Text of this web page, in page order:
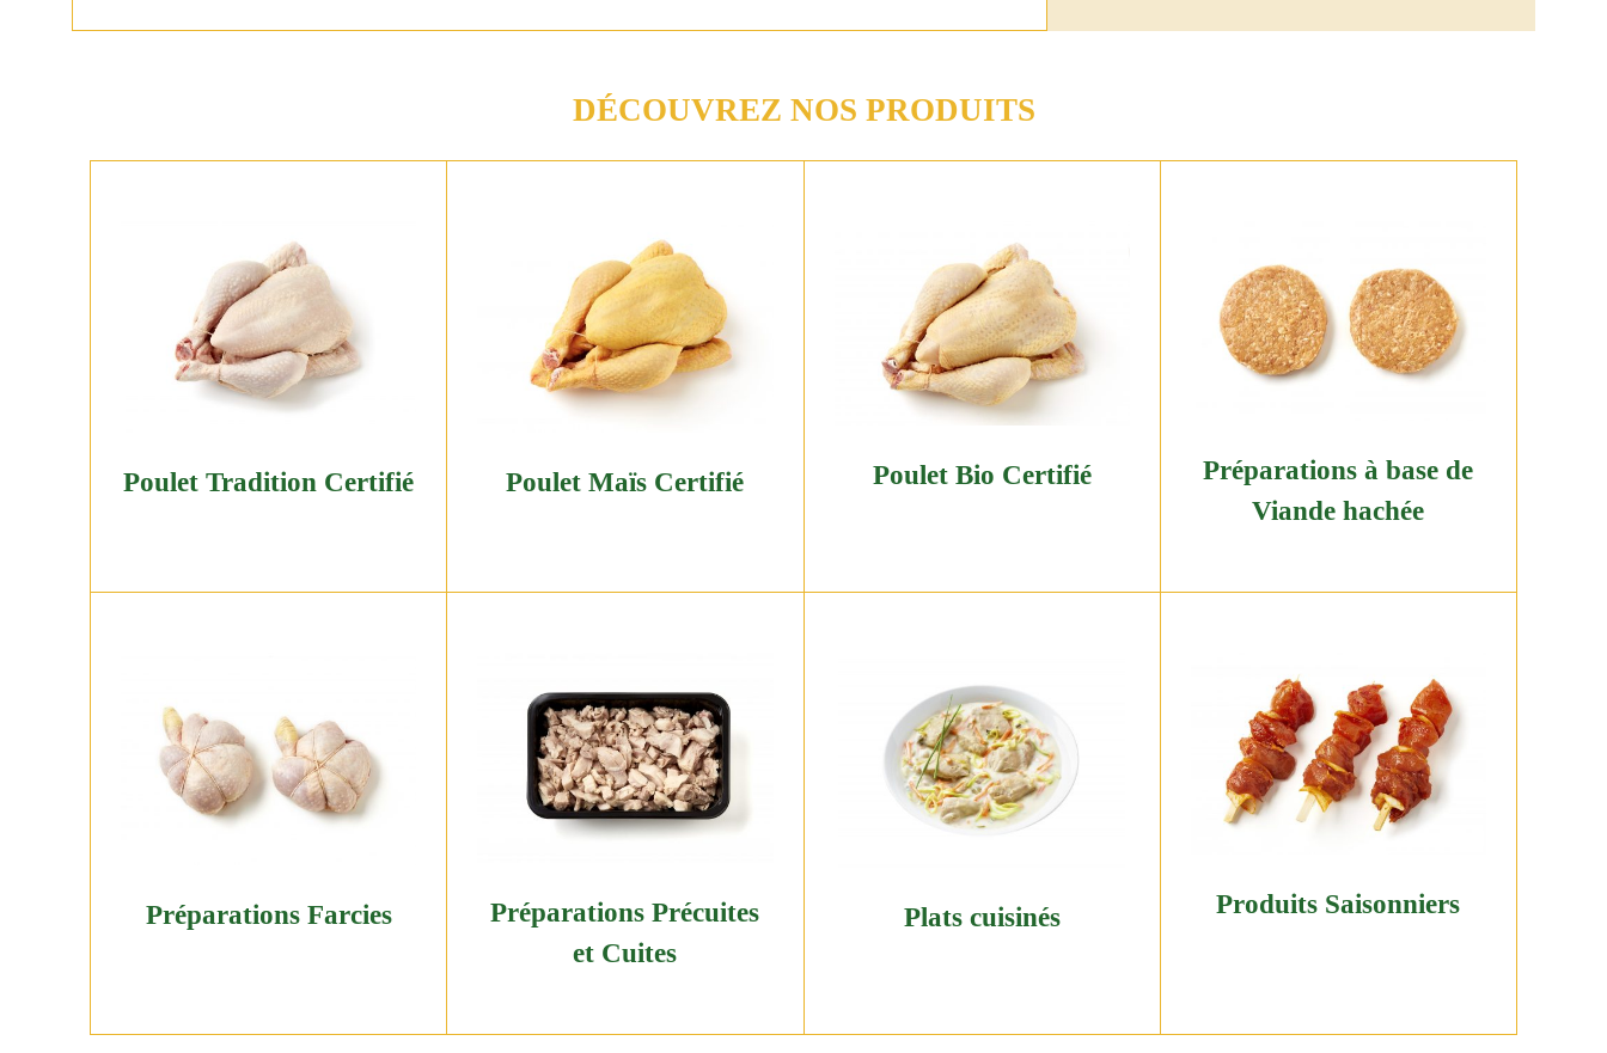
DÉCOUVREZ NOS PRODUITS
Poulet Tradition Certifié Poulet Maïs Certifié Poulet Bio Certifié
Préparations à base de
Viande hachée
Préparations Farcies
Préparations Précuites
et Cuites
Plats cuisinés Produits Saisonniers